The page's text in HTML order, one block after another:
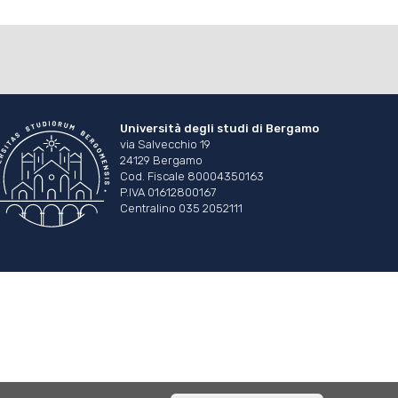
Università degli studi di Bergamo
via Salvecchio 19
24129 Bergamo
Cod. Fiscale 80004350163
P.IVA 01612800167
Centralino 035 2052111